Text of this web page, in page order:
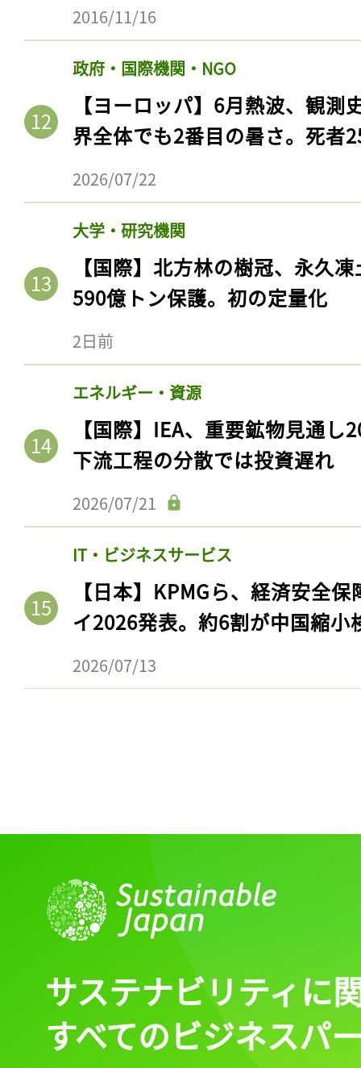
2016/11/16
政府・国際機関・NGO
【ヨーロッパ】6月熱波、観
界全体でも2番目の暑さ。死者
2026/07/22
大学・研究機関
【国際】北方林の樹冠、永久
590億トン保護。初の定量化
2日前
エネルギー・資源
【国際】IEA、重要鉱物見通
下流工程の分散では投資遅れ
2026/07/21
IT・ビジネスサービス
【日本】KPMGら、経済安全
イ2026発表。約6割が中国縮小
2026/07/13
会員登録
サステナビリティに
すべてのビジネスパ